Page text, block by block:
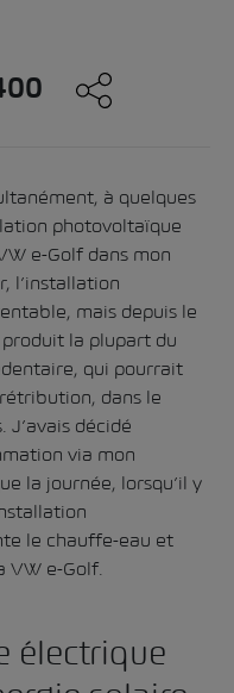
à quelques
photovoltaïque
e-Golf dans mon
l’installation
mais depuis le
la plupart du
qui pourrait
dans le
J’avais décidé
via mon
la journée, lorsqu’il y
le chauffe-eau et
e-Golf.
électrique